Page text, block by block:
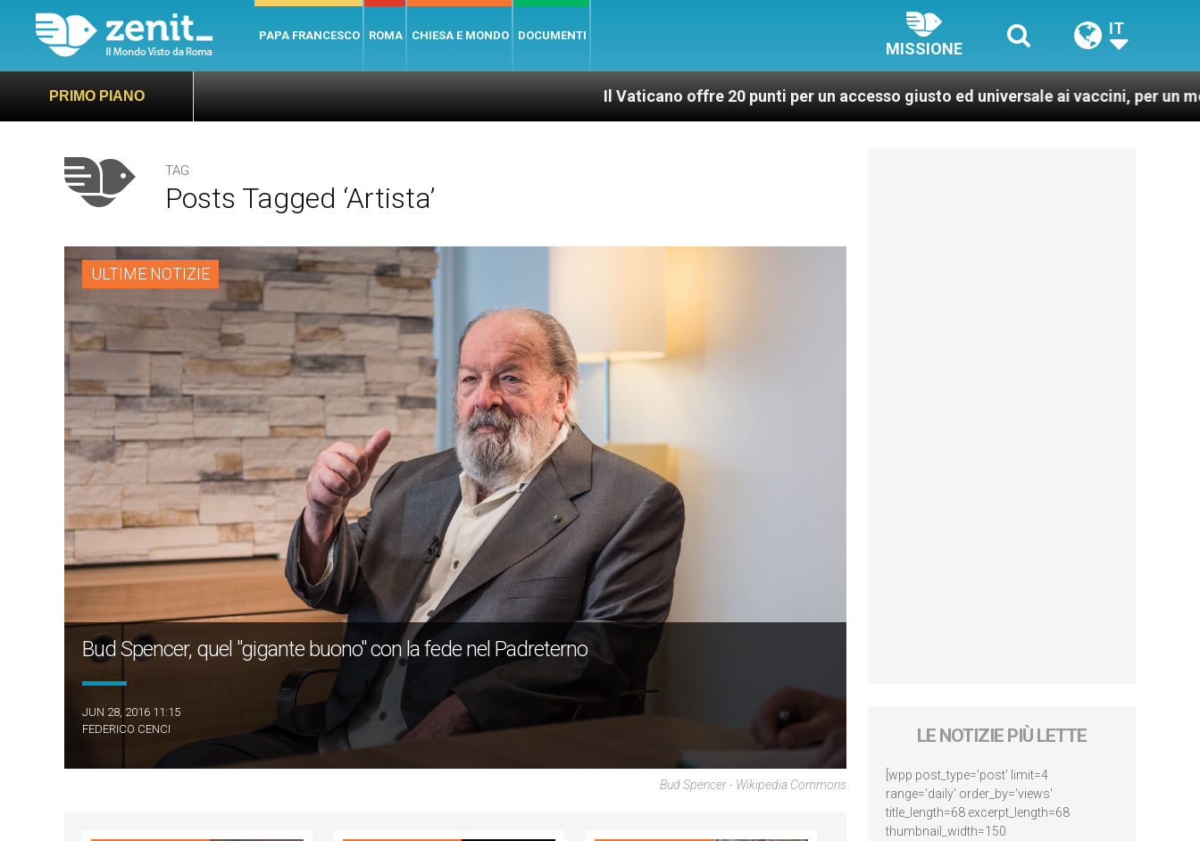
PAPA FRANCESCO ROMA CHIESA E MONDO DOCUMENTI
MISSIONE
IT
PRIMO PIANO Il Vaticano offre 20 punti per un accesso giusto ed universale ai vaccini, per un mondo più sano e
TAG
Posts Tagged ‘artista’
ULTIME NOTIZIE
Bud Spencer, quel "gigante buono" con la fede nel Padreterno
JUN 28, 2016 11:15
FEDERICO CENCI
Bud Spencer - Wikipedia Commons
LE NOTIZIE PIÙ LETTE
[wpp post_type='post' limit=4
range='daily' order_by='views'
title_length=68 excerpt_length=68
thumbnail_width=150